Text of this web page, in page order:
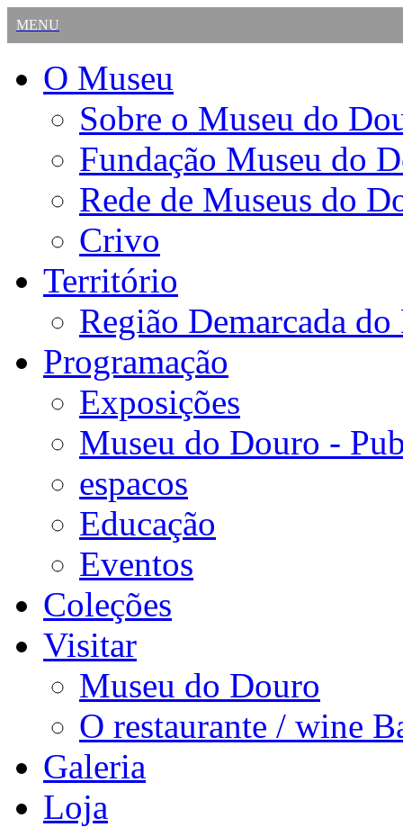
MENU
O Museu
Sobre o Museu do
Fundação Museu do
Rede de Museus do
Crivo
Território
Região Demarcada
Programação
Exposições
Museu do Douro -
espacos
Educação
Eventos
Coleções
Visitar
Museu do Douro
O restaurante / wine
Galeria
Loja